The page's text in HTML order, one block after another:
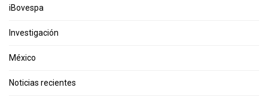
iBovespa
Investigación
México
Noticias recientes